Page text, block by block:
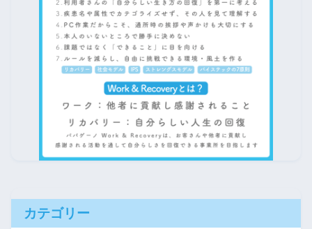
カテゴリー